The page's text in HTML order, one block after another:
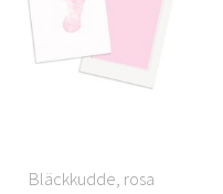
Bläckkudde, rosa